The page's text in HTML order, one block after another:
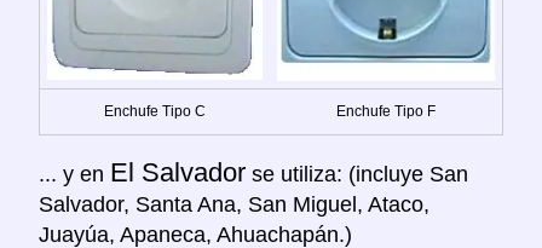
Enchufe Tipo C Enchufe Tipo F
... y en El Salvador se utiliza: (incluye San
Salvador, Santa Ana, San Miguel, Ataco,
Juayúa, Apaneca, Ahuachapán.)